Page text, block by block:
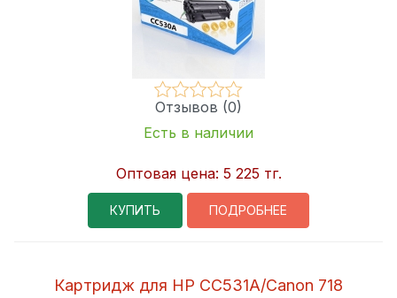
Отзывов (0)
Есть в наличии
Оптовая цена: 5 225 тг.
КУПИТЬ ПОДРОБНЕЕ
Картридж для HP CC531A/Canon 718